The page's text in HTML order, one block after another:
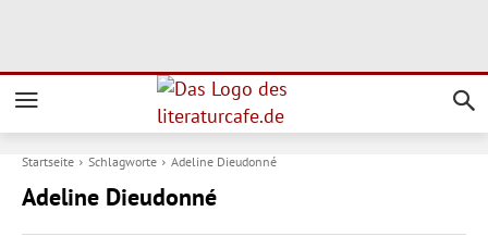
Startseite Schlagworte Adeline Dieudonné
Adeline Dieudonné